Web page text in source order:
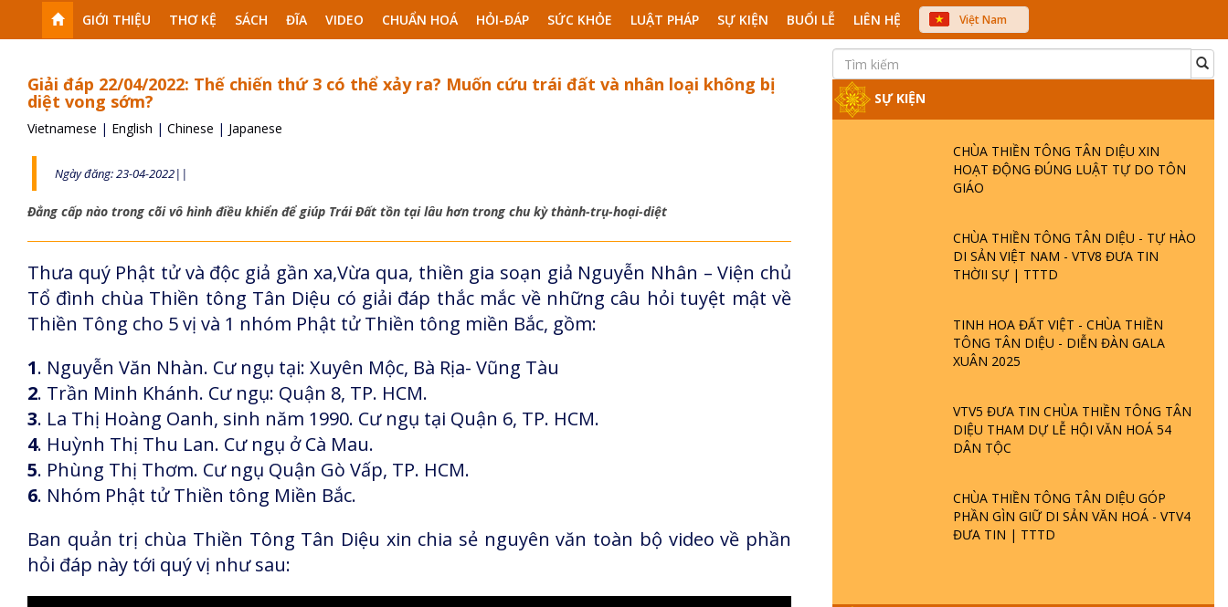
GIỚI THIỆU THƠ KỆ SÁCH ĐĨA VIDEO CHUẨN HOÁ HỎI-ĐÁP SỨC KHỎE LUẬT PHÁP SỰ KIỆN BUỔI LỄ LIÊN HỆ
Việt Nam
中文
Giải đáp 22/04/2022: Thế chiến thứ 3 có thể xảy ra? Muốn cứu trái đất và nhân loại không bị
diệt vong sớm?
Vietnamese | English | Chinese | Japanese
Ngày đăng: 23-04-2022||
Đẳng cấp nào trong cõi vô hình điều khiển để giúp Trái Đất tồn tại lâu hơn trong chu kỳ thành-trụ-hoại-diệt
Thưa quý Phật tử và độc giả gần xa,Vừa qua, thiền gia soạn giả Nguyễn Nhân – Viện chủ
Tổ đình chùa Thiền tông Tân Diệu có giải đáp thắc mắc về những câu hỏi tuyệt mật về
Thiền Tông cho 5 vị và 1 nhóm Phật tử Thiền tông miền Bắc, gồm:
1. Nguyễn Văn Nhàn. Cư ngụ tại: Xuyên Mộc, Bà Rịa- Vũng Tàu
2. Trần Minh Khánh. Cư ngụ: Quận 8, TP. HCM.
3. La Thị Hoàng Oanh, sinh năm 1990. Cư ngụ tại Quận 6, TP. HCM.
4. Huỳnh Thị Thu Lan. Cư ngụ ở Cà Mau.
5. Phùng Thị Thơm. Cư ngụ Quận Gò Vấp, TP. HCM.
6. Nhóm Phật tử Thiền tông Miền Bắc.
Ban quản trị chùa Thiền Tông Tân Diệu xin chia sẻ nguyên văn toàn bộ video về phần
hỏi đáp này tới quý vị như sau:
SỰ KIỆN
CHÙA THIỀN TÔNG TÂN DIỆU XIN
HOẠT ĐỘNG ĐÚNG LUẬT TỰ DO TÔN
GIÁO
CHÙA THIỀN TÔNG TÂN DIỆU - TỰ HÀO
DI SẢN VIỆT NAM - VTV8 ĐƯA TIN
THỜII SỰ | TTTD
TINH HOA ĐẤT VIỆT - CHÙA THIỀN
TÔNG TÂN DIỆU - DIỄN ĐÀN GALA
XUÂN 2025
VTV5 ĐƯA TIN CHÙA THIỀN TÔNG TÂN
DIỆU THAM DỰ LỄ HỘI VĂN HOÁ 54
DÂN TỘC
CHÙA THIỀN TÔNG TÂN DIỆU GÓP
PHẦN GÌN GIỮ DI SẢN VĂN HOÁ - VTV4
ĐƯA TIN | TTTD